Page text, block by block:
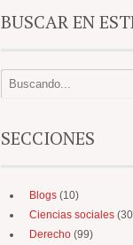
BUSCAR EN
SECCIONES
Blogs (10)
Ciencias sociales
Derecho (99)